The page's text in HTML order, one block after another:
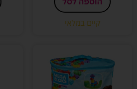
קיים במלאי